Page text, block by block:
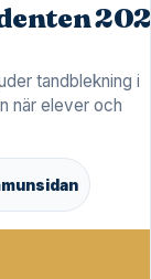
tandblekning i
när elever och